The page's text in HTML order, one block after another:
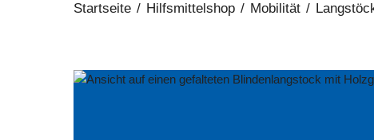
Startseite / Hilfsmittelshop / Mobilität /